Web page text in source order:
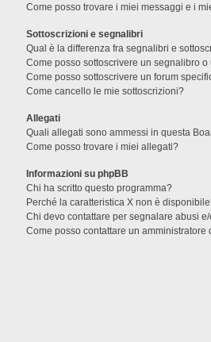
Come posso trovare i miei messaggi e i
Sottoscrizioni e segnalibri
Qual è la differenza fra segnalibri e
Come posso sottoscrivere un segnalibro
Come posso sottoscrivere un forum
Come cancello le mie sottoscrizioni?
Allegati
Quali allegati sono ammessi in questa
Come posso trovare i miei allegati?
Informazioni su phpBB
Chi ha scritto questo programma?
Perché la caratteristica X non è
Chi devo contattare per segnalare abusi
Come posso contattare un amministratore